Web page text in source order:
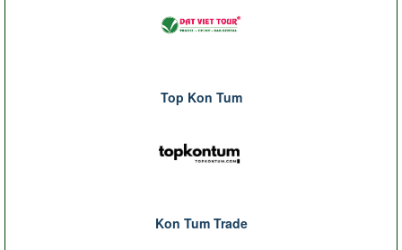
Top Kon Tum
Kon Tum Trade